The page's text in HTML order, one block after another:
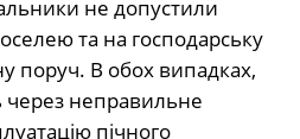
не допустили
та на господарську
поруч. В обох випадках,
через неправильне
пічного